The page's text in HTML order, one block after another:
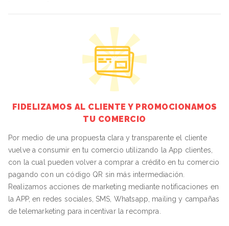
FIDELIZAMOS AL CLIENTE Y PROMOCIONAMOS
TU COMERCIO
Por medio de una propuesta clara y transparente el cliente
vuelve a consumir en tu comercio utilizando la App clientes,
con la cual pueden volver a comprar a crédito en tu comercio
pagando con un código QR sin más intermediación.
Realizamos acciones de marketing mediante notificaciones en
la APP, en redes sociales, SMS, Whatsapp, mailing y campañas
de telemarketing para incentivar la recompra.